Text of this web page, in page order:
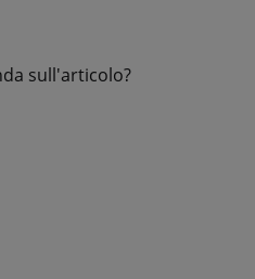
sull'articolo?